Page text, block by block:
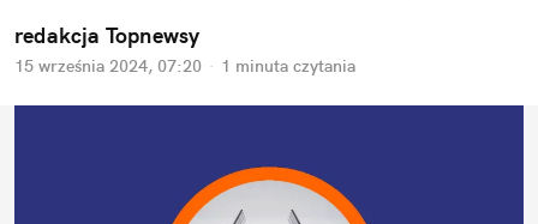
redakcja Topnewsy
15 września 2024, 07:20 · 1 minuta czytania